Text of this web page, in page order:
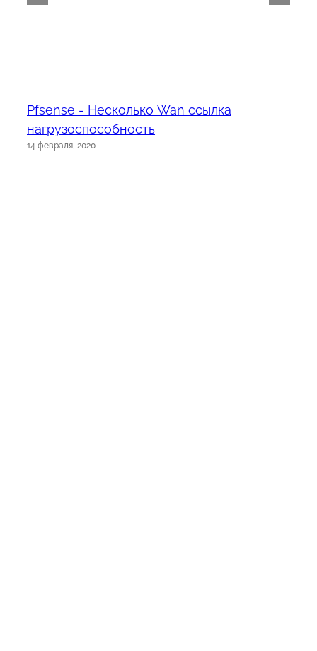
Pfsense - Несколько Wan ссылка
нагрузоспособность
14 февраля, 2020